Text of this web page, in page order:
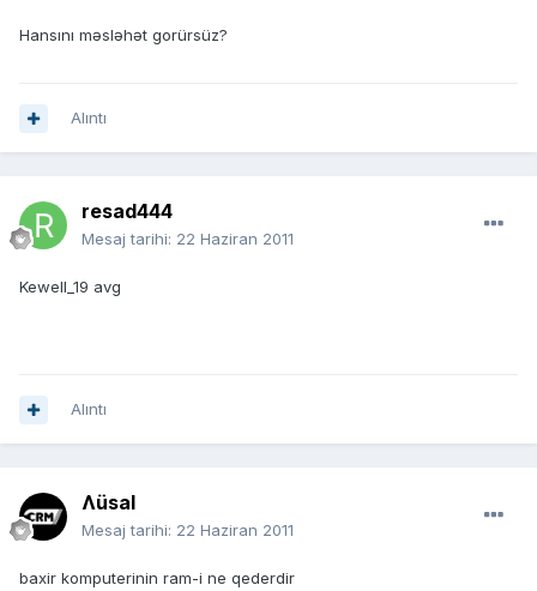
Hansını məsləhət gorürsüz?
Alıntı
resad444
Mesaj tarihi: 22 Haziran 2011
Kewell_19 avg
Alıntı
Ʌüsal
Mesaj tarihi: 22 Haziran 2011
baxir komputerinin ram-i ne qederdir